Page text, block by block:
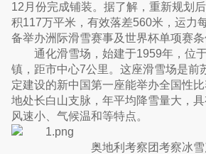
12月份完成铺装。据了解，重新规划
积117万平米，有效落差560米，运力
备举办洲际滑雪赛事及世界杯单项赛条
通化滑雪场，始建于1959年，位
镇，距市中心7公里。这座滑雪场是前
定建设的新中国第一座能举办全国性比
地处长白山支脉，年平均降雪量大，具
风速小、气候温和等特点。
奥地利考察团考察冰雪